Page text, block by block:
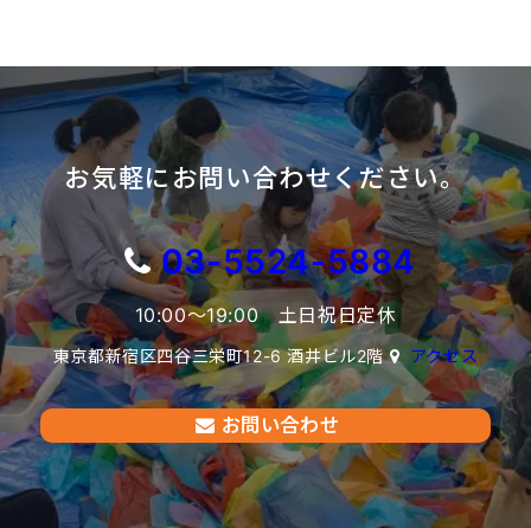
お気軽にお問い合わせください。
03-5524-5884
10:00〜19:00 土日祝日定休
東京都新宿区四谷三栄町12-6 酒井ビル2階 アクセス
お問い合わせ